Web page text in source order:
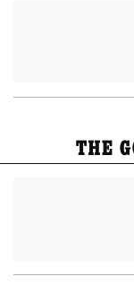
THE